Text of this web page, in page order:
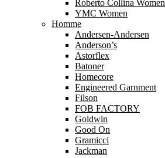
Roberto Collina Women
YMC Women
Homme
Andersen-Andersen
Anderson’s
Astorflex
Batoner
Homecore
Engineered Garnment
Filson
FOB FACTORY
Goldwin
Good On
Gramicci
Jackman